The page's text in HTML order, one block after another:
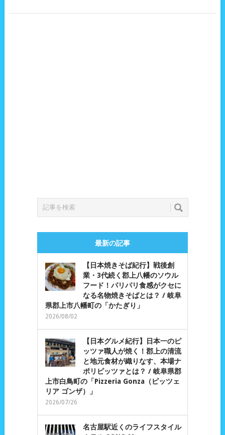
最新の記事
【日本焼きそば紀行】戦後創
業・3代続く郡上八幡のソウル
フード！パリパリ食感がクセに
なる名物焼きそばとは？ / 岐阜
県郡上市八幡町の「かたぎり」
2026/08/02
【日本グルメ紀行】日本一のピ
ッツァ職人が焼く！郡上の清流
と地元食材が織りなす、本場ナ
ポリピッツァとは？ / 岐阜県郡
上市白鳥町の「Pizzeria Gonza（ピッツェ
リア ゴンザ）」
2026/07/26
名古屋駅近くのライフスタイル